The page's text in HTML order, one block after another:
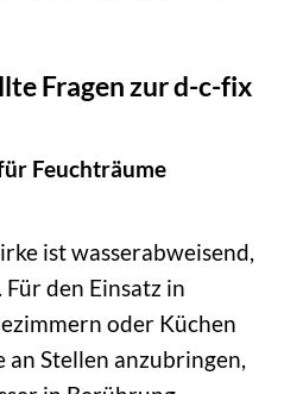
Fragen zur d-c-fix
Feuchträume
ist wasserabweisend,
den Einsatz in
oder Küchen
an Stellen anzubringen,